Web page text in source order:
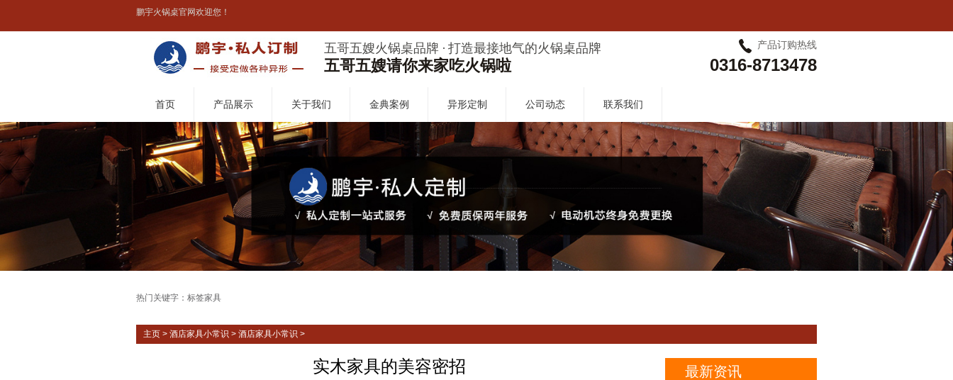
鹏宇火锅桌官网欢迎您！
五哥五嫂火锅桌品牌 · 打造最接地气的火锅桌品牌
五哥五嫂请你来家吃火锅啦
产品订购热线
0316-8713478
首页 产品展示 关于我们 金典案例 异形定制 公司动态 联系我们
热门关键字：标签家具
主页 > 酒店家具小常识 > 酒店家具小常识 >
实木家具的美容密招 最新资讯